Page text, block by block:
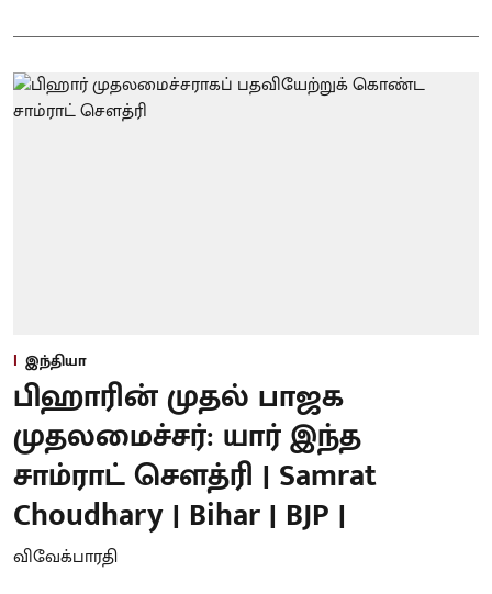
இந்தியா
பிஹாரின் முதல் பாஜக
முதலமைச்சர்: யார் இந்த
சாம்ராட் சௌத்ரி | Samrat
Choudhary | Bihar | BJP |
விவேக்பாரதி